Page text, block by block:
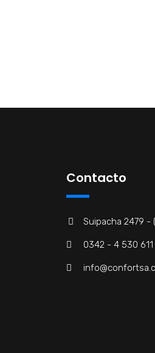
Contacto
Suipacha 2479 -
0342 - 4 530 611